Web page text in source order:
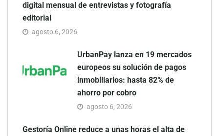
digital mensual de entrevistas y fotografía
editorial
agosto 6, 2026
UrbanPay lanza en 19 mercados
europeos su solución de pagos
inmobiliarios: hasta 82% de
ahorro por cobro
agosto 6, 2026
Gestoría Online reduce a unas horas el alta de